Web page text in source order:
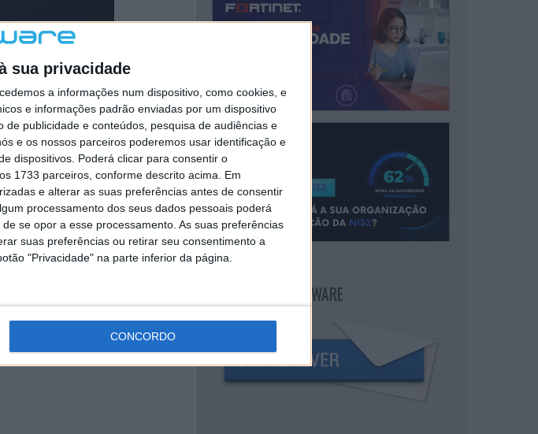
sua privacidade
a informações num dispositivo, como cookies, e
e informações padrão enviadas por um dispositivo
publicidade e conteúdos, pesquisa de audiências e
e os nossos parceiros poderemos usar identificação e
dispositivos. Poderá clicar para consentir o
1733 parceiros, conforme descrito acima. Em
e alterar as suas preferências antes de consentir
processamento dos seus dados pessoais poderá
se opor a esse processamento. As suas preferências
suas preferências ou retirar seu consentimento a
"Privacidade" na parte inferior da página.
CONCORDO
versões que a
que mantêm ainda muitos
está nas patentes que
a Google a
apenas baseados no
e em particular o
pelo menos arranjar
NEWSLETTER PPLWARE